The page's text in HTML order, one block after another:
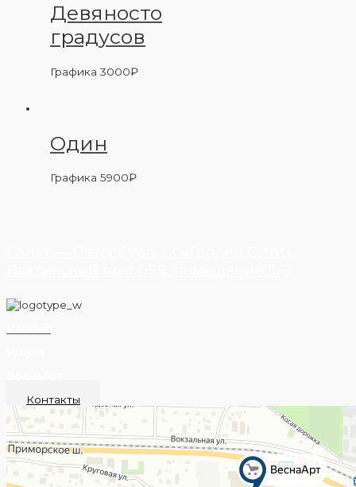
Девяносто
градусов
Графика 3000₽
Один
Графика 5900₽
Контакты